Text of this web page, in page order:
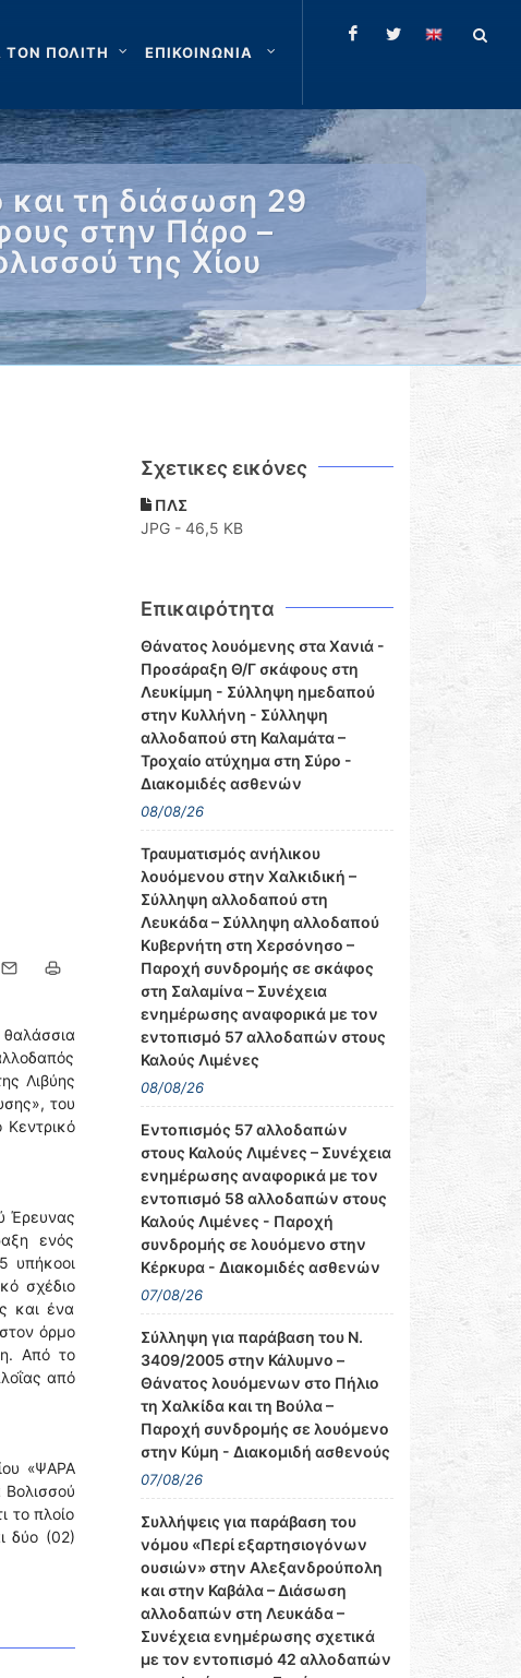
ΤΟΝ ΠΟΛΙΤΗ ΕΠΙΚΟΙΝΩΝΙΑ
τη διάσωση 29
στην Πάρο –
της Χίου
Λιβύης
του
Έρευνας
ενός
υπήκοοι
σχέδιο
και ένα
όρμο
Από το
από
«ΨΑΡΑ
το πλοίο
δύο (02)
Σχετικες εικόνες
ΠΛΣ
JPG - 46,5 KB
Επικαιρότητα
Θάνατος λουόμενης στα Χανιά -
Προσάραξη Θ/Γ σκάφους στη
Λευκίμμη - Σύλληψη ημεδαπού
στην Κυλλήνη - Σύλληψη
αλλοδαπού στη Καλαμάτα –
Τροχαίο ατύχημα στη Σύρο -
Διακομιδές ασθενών
08/08/26
Τραυματισμός ανήλικου
λουόμενου στην Χαλκιδική –
Σύλληψη αλλοδαπού στη
Λευκάδα – Σύλληψη αλλοδαπού
Κυβερνήτη στη Χερσόνησο –
Παροχή συνδρομής σε σκάφος
στη Σαλαμίνα – Συνέχεια
ενημέρωσης αναφορικά με τον
εντοπισμό 57 αλλοδαπών στους
Καλούς Λιμένες
08/08/26
Εντοπισμός 57 αλλοδαπών
στους Καλούς Λιμένες – Συνέχεια
ενημέρωσης αναφορικά με τον
εντοπισμό 58 αλλοδαπών στους
Καλούς Λιμένες - Παροχή
συνδρομής σε λουόμενο στην
Κέρκυρα - Διακομιδές ασθενών
07/08/26
Σύλληψη για παράβαση του Ν.
3409/2005 στην Κάλυμνο –
Θάνατος λουόμενων στο Πήλιο
τη Χαλκίδα και τη Βούλα –
Παροχή συνδρομής σε λουόμενο
στην Κύμη - Διακομιδή ασθενούς
07/08/26
Συλλήψεις για παράβαση του
νόμου «Περί εξαρτησιογόνων
ουσιών» στην Αλεξανδρούπολη
και στην Καβάλα – Διάσωση
αλλοδαπών στη Λευκάδα –
Συνέχεια ενημέρωσης σχετικά
με τον εντοπισμό 42 αλλοδαπών